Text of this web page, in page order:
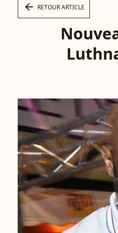
arrow_left RETOUR ARTICLE